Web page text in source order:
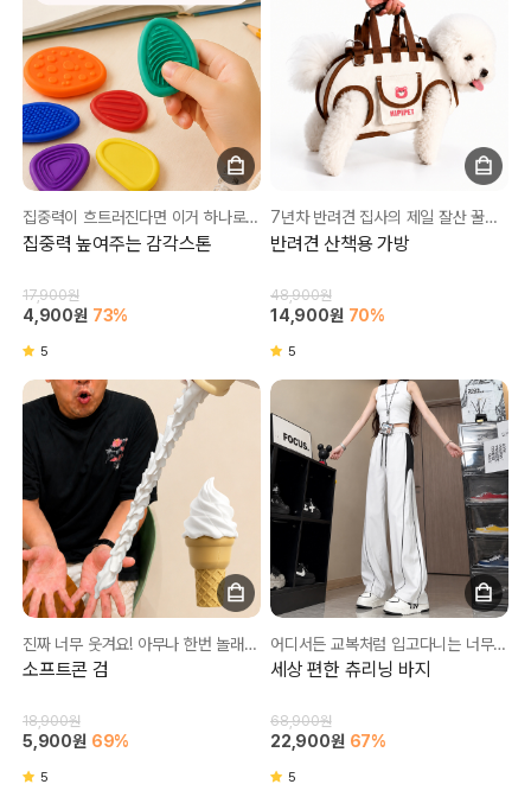
집중력이 흐트러진다면 이거 하나로 해결!
집중력 높여주는 감각스톤
17,900원
4,900원 73%
5
7년차 반려견 집사의 제일 잘산 꿀템💥
반려견 산책용 가방
48,900원
14,900원 70%
5
진짜 너무 웃겨요! 아무나 한번 놀래켜보세요😂
소프트콘 검
18,900원
5,900원 69%
5
어디서든 교복처럼 입고다니는 너무 편한 츄리닝❤
세상 편한 츄리닝 바지
68,900원
22,900원 67%
5